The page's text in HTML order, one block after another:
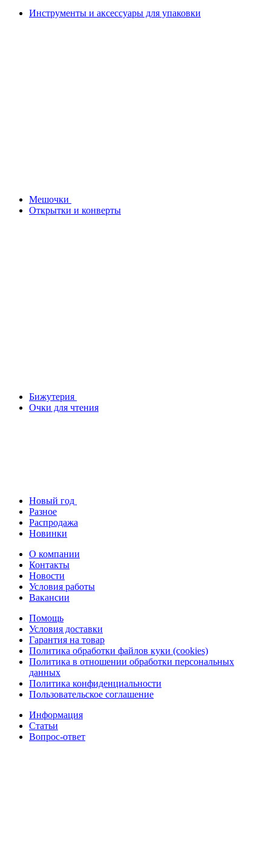
Инструменты и аксессуары для упаковки
Мешочки
Открытки и конверты
Бижутерия
Очки для чтения
Новый год
Разное
Распродажа
Новинки
О компании
Контакты
Новости
Условия работы
Вакансии
Помощь
Условия доставки
Гарантия на товар
Политика обработки файлов куки (cookies)
Политика в отношении обработки персональных
данных
Политика конфиденциальности
Пользовательское соглашение
Информация
Статьи
Вопрос-ответ